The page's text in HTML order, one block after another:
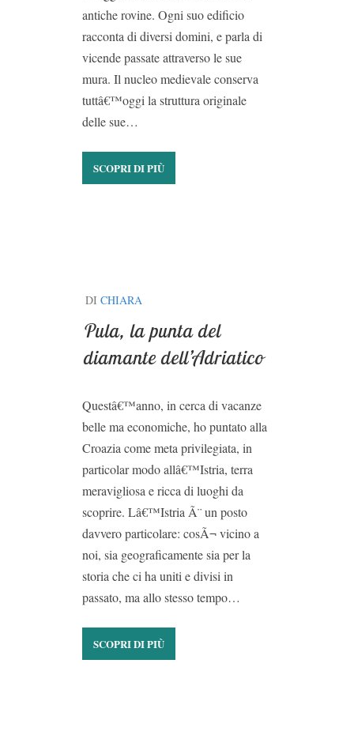
antiche rovine. Ogni suo edificio
racconta di diversi domini, e parla di
vicende passate attraverso le sue
mura. Il nucleo medievale conserva
tuttâ€™oggi la struttura originale
delle sue…
SCOPRI DI PIÙ
DI CHIARA
Pula, la punta del
diamante dell’Adriatico
Questâ€™anno, in cerca di vacanze
belle ma economiche, ho puntato alla
Croazia come meta privilegiata, in
particolar modo allâ€™Istria, terra
meravigliosa e ricca di luoghi da
scoprire. Lâ€™Istria Ã¨ un posto
davvero particolare: cosÃ¬ vicino a
noi, sia geograficamente sia per la
storia che ci ha uniti e divisi in
passato, ma allo stesso tempo…
SCOPRI DI PIÙ